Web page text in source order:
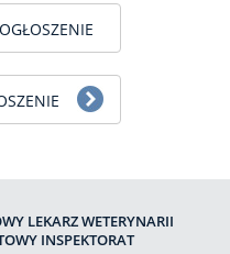
LEKARZ WETERYNARII
INSPEKTORAT